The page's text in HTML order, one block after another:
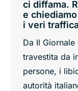
ci diffama.
e
i veri
Da Il
travestita da
persone, i
autorità